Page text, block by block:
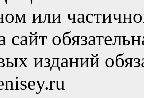
или
сайт
изданий